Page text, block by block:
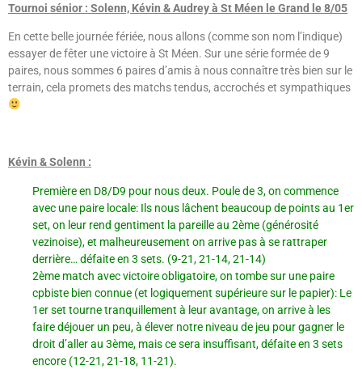
Tournoi sénior : Solenn, Kévin & Audrey à St Méen le Grand le 8/05
En cette belle journée fériée, nous allons (comme son nom l’indique)
essayer de fêter une victoire à St Méen. Sur une série formée de 9
paires, nous sommes 6 paires d’amis à nous connaître très bien sur le
terrain, cela promets des matchs tendus, accrochés et sympathiques
Kévin & Solenn :
Première en D8/D9 pour nous deux. Poule de 3, on commence
avec une paire locale: Ils nous lâchent beaucoup de points au 1er
set, on leur rend gentiment la pareille au 2ème (générosité
vezinoise), et malheureusement on arrive pas à se rattraper
derrière… défaite en 3 sets. (9-21, 21-14, 21-14)
2ème match avec victoire obligatoire, on tombe sur une paire
cpbiste bien connue (et logiquement supérieure sur le papier): Le
1er set tourne tranquillement à leur avantage, on arrive à les
faire déjouer un peu, à élever notre niveau de jeu pour gagner le
droit d’aller au 3ème, mais ce sera insuffisant, défaite en 3 sets
encore (12-21, 21-18, 11-21).